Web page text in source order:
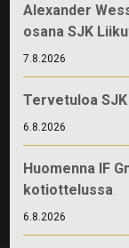
Alexander
osana SJK
7.8.2026
Tervetuloa
6.8.2026
Huomenna IF
kotiottelussa
6.8.2026